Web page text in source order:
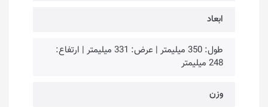
ابعاد
طول: 350 میلیمتر | عرض: 331 میلیمتر | ارتفاع:
248 میلیمتر
وزن